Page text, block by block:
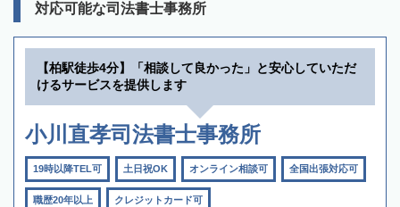
対応可能な司法書士事務所
【柏駅徒歩4分】「相談して良かった」と安心していただ
けるサービスを提供します
小川直孝司法書士事務所
19時以降TEL可 土日祝OK オンライン相談可 全国出張対応可
職歴20年以上 クレジットカード可